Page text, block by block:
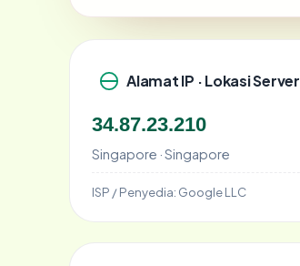
Alamat IP · Lokasi Server
34.87.23.210
Singapore · Singapore
ISP / Penyedia: Google LLC